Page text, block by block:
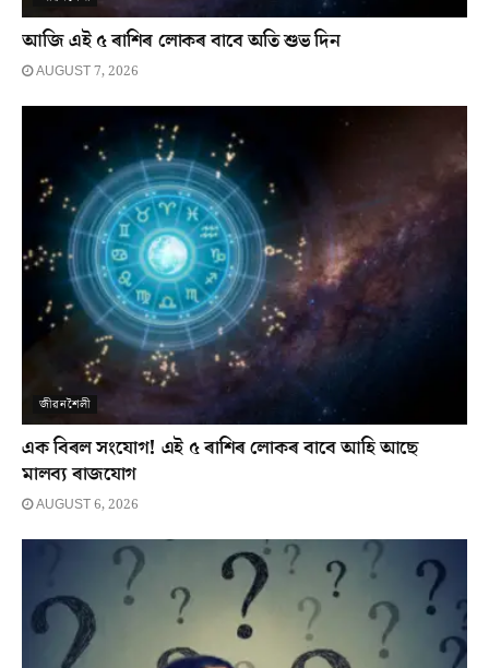
আজি এই ৫ ৰাশিৰ লোকৰ বাবে অতি শুভ দিন
AUGUST 7, 2026
জীৱনশৈলী
এক বিৰল সংযোগ! এই ৫ ৰাশিৰ লোকৰ বাবে আহি আছে
মালব্য ৰাজযোগ
AUGUST 6, 2026